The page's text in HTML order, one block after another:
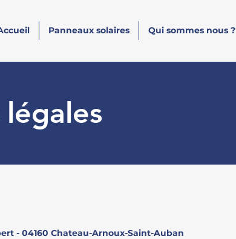
Panneaux solaires Qui sommes nous ?
- 04160 Chateau-Arnoux-Saint-Auban